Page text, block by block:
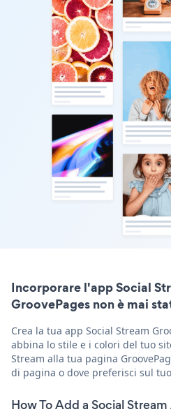
Incorporare l'app Social
GroovePages non è mai
Crea la tua app Social Stream
abbina lo stile e i colori del tuo
Stream alla tua pagina
di pagina o dove preferisci sul
How To Add a Social